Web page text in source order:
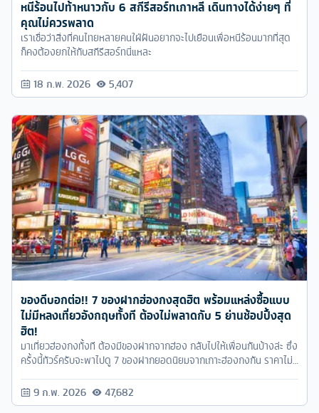
หนีร้อนไปท้าหนาวกับ 6 สกีรีสอร์ทเกาหลี เดินทางได้ง่ายๆ ที่
คุณไม่ควรพลาด
เราเชื่อว่าสิ่งที่คนไทยหลายคนใฝ่ฝันอยากจะไปเยือนเพื่อหนีร้อนมากที่สุด
ก็คงต้องยกให้กับสกีรีสอร์ทนี่แหละ
18 ก.พ. 2026 5,407
ของดีบอกต่อ!! 7 ของฝากฮ่องกงสุดฮิต พร้อมแหล่งซื้อแบบ
ไม่มีหลงเที่ยวอังกฤษทั้งที ต้องไม่พลาดกับ 5 ย่านช้อปปิ้งสุด
ฮิต!
มาเที่ยวฮ่องกงทั้งที ต้องมีของฝากจากฮ่อง กลับไปให้เพื่อนกันบ้างล่ะ ซึ่ง
ครั้งนี้ทัวร์ครับจะพาไปดู 7 ของฝากยอดนิยมจากเกาะฮ่องกงกัน ราคาไม่
9 ก.พ. 2026 47,682